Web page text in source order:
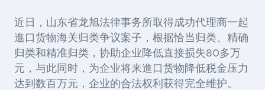
近日，山东省龙旭法律事务所取得成功代理商一起
進口货物海关归类争议案子，根据恰当归类、精确
归类和精准归类，协助企业降低直接损失80多万
元，与此同时，为企业将来進口货物降低税金压力
达到数百万元，企业的合法权利获得完全维护。